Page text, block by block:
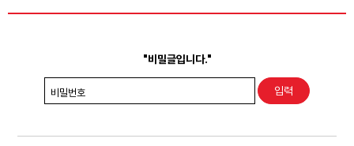
"비밀글입니다."
비밀번호
노동상담
권리찾기수첩 검색
찾아보기
Sketchbook5, 스케치북5